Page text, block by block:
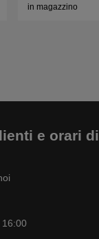
in magazzino
e orari di